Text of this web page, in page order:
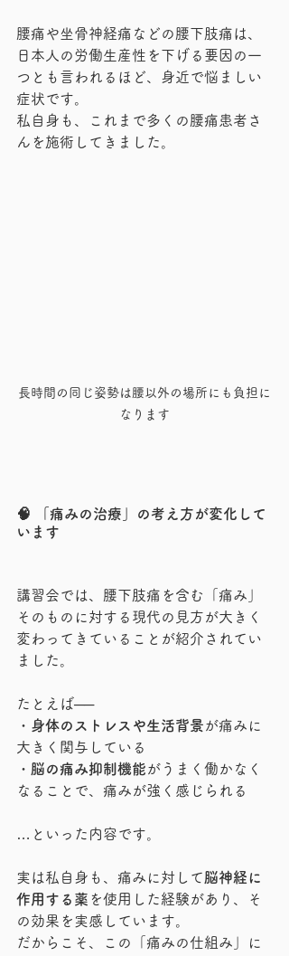
腰痛や坐骨神経痛などの腰下肢痛は、
日本人の労働生産性を下げる要因の一
つとも言われるほど、身近で悩ましい
症状です。
私自身も、これまで多くの腰痛患者さ
んを施術してきました。
長時間の同じ姿勢は腰以外の場所にも負担に
なります
🧠 「痛みの治療」の考え方が変化して
います
講習会では、腰下肢痛を含む「痛み」
そのものに対する現代の見方が大きく
変わってきていることが紹介されてい
ました。
たとえば──
・ 身体のストレスや生活背景が痛みに
大きく関与している
・ 脳の痛み抑制機能がうまく働かなく
なることで、痛みが強く感じられる
…といった内容です。
実は私自身も、痛みに対して脳神経に
作用する薬 を使用した経験があり、そ
の効果を実感しています。
だからこそ、この「痛みの仕組み」に